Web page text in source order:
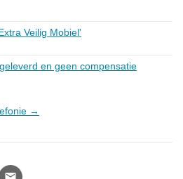
Veilig Mobiel'
en geen compensatie
→